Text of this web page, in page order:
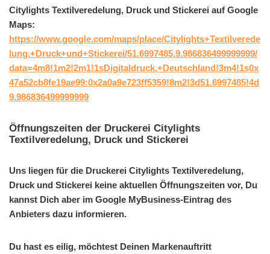
Citylights Textilveredelung, Druck und Stickerei auf Google
Maps:
https://www.google.com/maps/place/Citylights+Textilverede
lung,+Druck+und+Stickerei/51.6997485,9.986836499999999/
data=4m8!1m2!2m1!1sDigitaldruck,+Deutschland!3m4!1s0x
47a52cb8fe19ae99:0x2a0a9e723ff5359!8m2!3d51.6997485!4d
9.986836499999999
Öffnungszeiten der Druckerei Citylights
Textilveredelung, Druck und Stickerei
Uns liegen für die Druckerei Citylights Textilveredelung,
Druck und Stickerei keine aktuellen Öffnungszeiten vor, Du
kannst Dich aber im Google MyBusiness-Eintrag des
Anbieters dazu informieren.
Du hast es eilig, möchtest Deinen Markenauftritt